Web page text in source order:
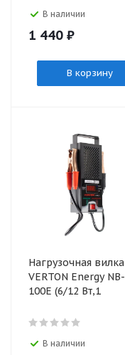
В наличии
1 440 ₽
В корзину
Нагрузочная вилка
VERTON Energy NB-
100Е (6/12 Вт,1
В наличии